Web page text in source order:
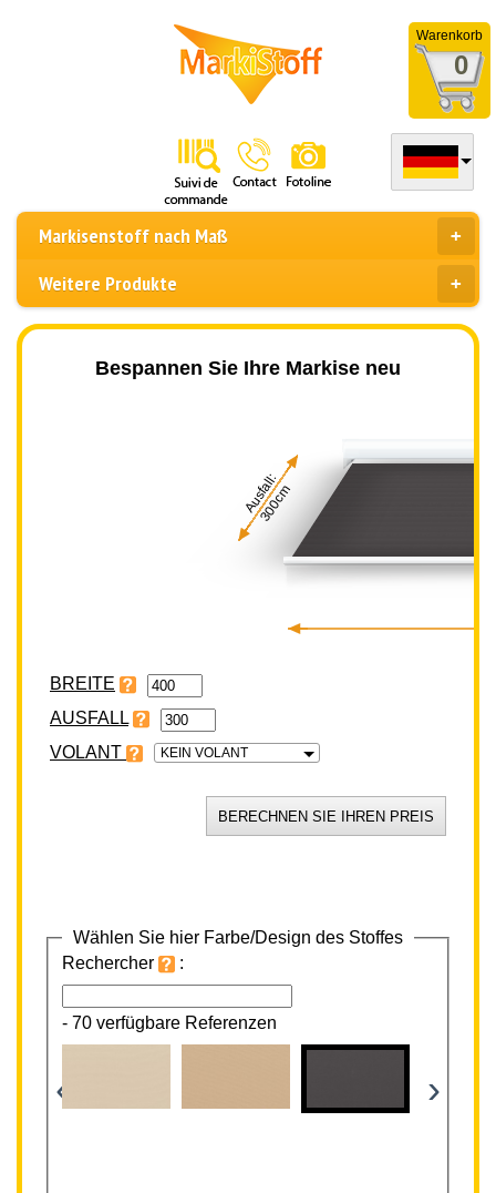
Warenkorb
0
Markisenstoff nach Maß
Weitere Produkte
Bespannen Sie Ihre Markise neu
Ausfall:
300cm
BREITE
VOLANT KEIN VOLANT
Wählen Sie hier Farbe/Design des Stoffes
Rechercher
:
- 70 verfügbare Referenzen
‹ ›